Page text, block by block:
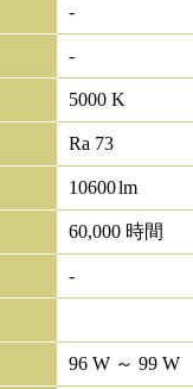
-
-
5000 K
Ra 73
10600lm
60,000 時間
-
96 W ～ 99 W